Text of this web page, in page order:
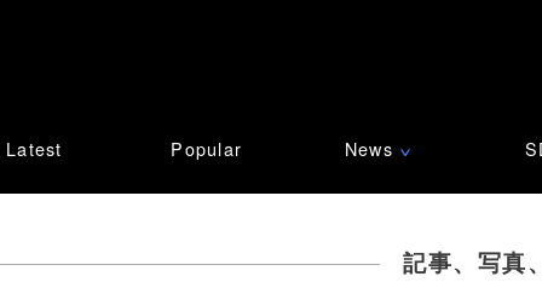
Latest Popular News ∨
記事、写真